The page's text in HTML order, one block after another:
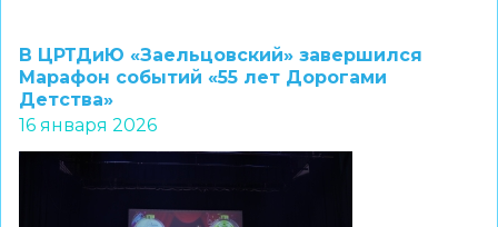
Деда
Мороза,
Где
водятся
волшебники
В ЦРТДиЮ «Заельцовский» завершился
Марафон событий «55 лет Дорогами
Детства»
16 января 2026